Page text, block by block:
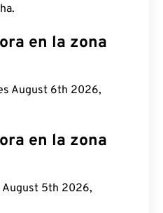
en la zona
August 6th 2026,
en la zona
August 5th 2026,